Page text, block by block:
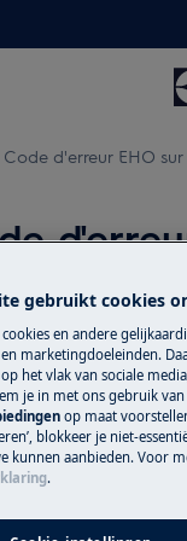
d'erreur EHO
gebruikt cookies
en andere
marketingdoeleinden.
het vlak van sociale
je in met ons gebruik
op maat
blokkeer je niet-
kunnen aanbieden. Voor
.